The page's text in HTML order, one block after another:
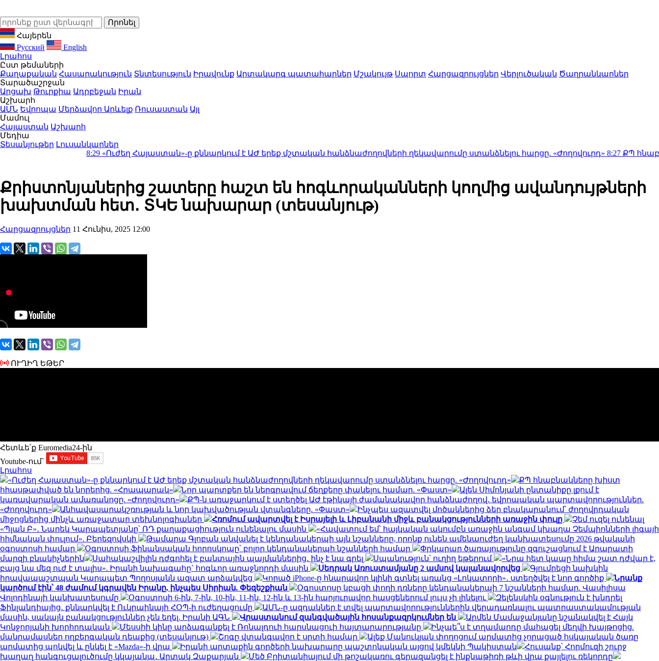
Հայերեն
Русский
English
Լրահոս
Ըստ թեմաների
Քաղաքական Հասարակություն Տնտեսություն Իրավունք Արտակարգ պատահարներ Մշակույթ Սպորտ Հարցազրույցներ Վերլուծական Ծաղրանկարներ
Տարածաշրջան
Արցախ Թուրքիա Ադրբեջան Իրան
Աշխարհ
ԱՄՆ Եվրոպա Մերձավոր Արևելք Ռուսաստան Այլ
Մամուլ
Հայաստան Աշխարհ
Մեդիա
Տեսանյութեր Լուսանկարներ
«Ուժեղ Հայաստան»-ը քննարկում է ԱԺ երեք մշտական հանձնաժողովների ղեկավարումը ստանձնելու հարցը. «Ժողովուրդ»8:27ՔՊ հնաբնակները
Քրիստոնյաներից շատերը հաշտ են հոգևորականների կողմից ավանդույթների
խախտման հետ․ ՏԿԵ նախարար (տեսանյութ)
Հարցազրույցներ 11 Հունիս, 2025 12:00
ՈՒՂԻՂ ԵԹԵՐ
Հետևե՛ք Euromedia24-ին
Youtube-ում`
Լրահոս
«Ուժեղ Հայաստան»-ը քննարկում է ԱԺ երեք մշտական հանձնաժողովների ղեկավարումը ստանձնելու հարցը. «Ժողովուրդ»
ՔՊ հնաբնակները խիստ
հիասթափված են նորերից. «Հրապարակ»
Նոր պարտքեր են ներգրավում ճեղքերը փակելու համար. «Փաստ»
Ալեն Սիմոնյանի ընտանիքը լքում է
կառավարական ամառանոցը. «Ժողովուրդ»
ՔՊ-ն առաջարկում է ստեղծել ԱԺ էթիկայի ժամանակավոր հանձնաժողով․ եվրոպական պարտավորություններ.
«Ժողովուրդ»
Անհավասարակշռության և նոր կախվածության վտանգները. «Փաստ»
Ինչպես ազատվել մոծակներից ձեր բնակարանում՝ ժողովրդական
միջոցներից մինչև առաջատար տեխնոլոգիաներ
Հռոմում ավարտվել է Իսրայելի և Լիբանանի միջև բանակցությունների առաջին փուլը
Չեմ ուզել ունենալ
«Պլան Բ»․ Նարեկ Կարապետյանը՝ ՌԴ քաղաքացիություն ունենալու մասին
«Հավատում եմ՝ հայկական ակումբն առաջին անգամ կխաղա Չեմպիոնների լիգայի
հիմնական փուլում». Բերեզովսկի
Թամարա Գլոբան անվանել է կենդանակերպի այն նշանները, որոնք ունեն ամենաուժեղ կանխատեսումը 2026 թվականի
օգոստոսի համար
Օգոստոսի ֆինանսական հորոսկոպը՝ բոլոր կենդանակերպի նշանների համար
Փրկարար ծառայությունը զգուշացնում է Արարատի
մարզի բնակիչներին
Սահակաշվիլին դժգոհել է բանտային պայմաններից․ ինչ է նա գրել Սպանություն՝ ուղիղ եթերում
«Նրա հետ կապը հիմա շատ դժվար է,
բայց նա մեզ ուժ է տալիս». Իրանի նախագահը` հոգևոր առաջնորդի մասին
Սեդրակ Առուստամյանը 2 ամսով կալանավորվեց
Գյումրեցի նախկին
իրավապաշտպան Կարապետ Պողոսյանն ազատ արձակվեց
Կորած iPhone-ը հնարավոր կլինի գտնել առանց «Լոկատորի»․ ստեղծվել է նոր գործիք
Նրանք
կարծում էին՝ 48 ժամում կգրավեն Իրանը, ինչպես Սիրիան. Փեզեշքիան
Օգոստոսը կբացի փողի դռները կենդանակերպի 7 նշանների համար. Վասիլիսա
Վոլոդինայի կանխատեսումը
Օգոստոսի 6-ին, 7-ին, 10-ին, 11-ին, 12-ին և 13-ին հարյուրավոր հասցեներում լույս չի լինելու
Զելենսկին օգնություն է խնդրել
Ֆինլանդիայից․ քննարկվել է Ուկրաինայի ՀՕՊ-ի ուժեղացումը
ԱՄՆ-ը ազդակներ է տվել պարտավորություններին վերադառնալու պատրաստակամության
մասին, սակայն բանակցություններ չեն եղել. Իրանի ԱԳՆ
Վրաստանում զանգվածային հոսանքազրկումներ են
Արմեն Մամաջանյանը նշանակվել է Հայկ
Կոնջորյանի խորհրդական
Մեսսիի կինը արձագանքել է Ռոնալդուի հարսնացուի հայտարարությանը
Ինչպե՞ս է տղամարդը մահացել մեղվի խայթոցից.
մանրամասներ ողբերգական դեպքից (տեսանյութ)
Շոգը վտանգավոր է սրտի համար
Ալեք Մանուկյան փողոցում արմատից չորացած հսկայական ծառը
արմատից պոկվել և ընկել է «Mazda»-ի վրա
Իրանի արտաքին գործերի նախարարը պաշտոնական այցով կմեկնի Պակիստան
Հուսանք՝ Հորմուզի շուրջ
խաղաղ հանգուցալուծումը կկայանա․ Արտակ Զաքարյան
Մեծ Բրիտանիայում մի թոշակառու գերազանցել է ինքնաթիռի թևի վրա քայլելու ռեկորդը